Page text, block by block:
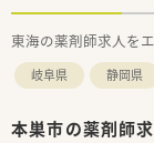
東海の薬剤師求人を
岐阜県 静岡県
本巣市の薬剤師